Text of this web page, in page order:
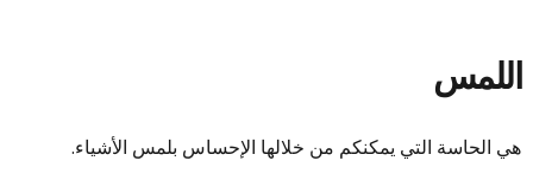
اللمس
هي الحاسة التي يمكنكم من خلالها الإحساس بلمس الأشياء.